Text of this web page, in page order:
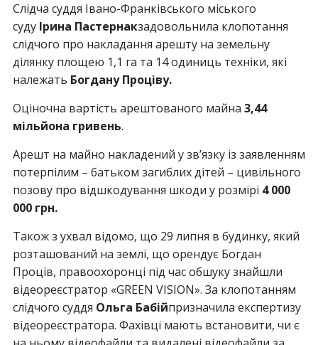
Слідча суддя Івано-Франківського міського
суду Ірина Пастернакзадовольнила клопотання
слідчого про накладання арешту на земельну
ділянку площею 1,1 га та 14 одиниць техніки, які
належать Богдану Проціву.
Оціночна вартість арештованого майна 3,44
мільйона гривень.
Арешт на майно накладений у зв’язку із заявленням
потерпілим – батьком загиблих дітей – цивільного
позову про відшкодування шкоди у розмірі 4 000
000 грн.
Також з ухвал відомо, що 29 липня в будинку, який
розташований на землі, що орендує Богдан
Проців, правоохоронці під час обшуку знайшли
відеореєстратор «GREEN VISION». За клопотанням
слідчого суддя Ольга Бабійпризначила експертизу
відеореєстратора. Фахівці мають встановити, чи є